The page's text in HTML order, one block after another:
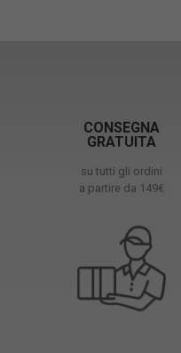
CONSEGNA
GRATUITA
su tutti gli ordini
a partire da 149€